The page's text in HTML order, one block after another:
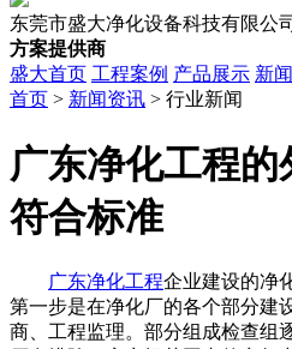
东莞市盛大净化设备科技有限公司
方案提供商
盛大首页 工程案例 产品展示 新
首页 > 新闻资讯 > 行业新闻
广东净化工程
符合标准
广东净化工程企业建设的净
第一步是在净化厂的各个部分建
商、工程监理。部分组成检查组